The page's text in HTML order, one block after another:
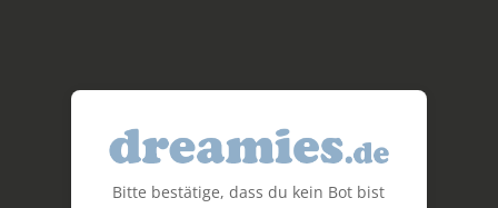
Bitte bestätige, dass du kein Bot bist